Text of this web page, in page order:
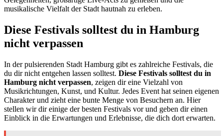
musikalische Vielfalt der Stadt hautnah zu erleben.
Diese Festivals solltest du in Hamburg
nicht verpassen
In der pulsierenden Stadt Hamburg gibt es zahlreiche Festivals, die
du dir nicht entgehen lassen solltest. Diese Festivals solltest du in
Hamburg nicht verpassen, zeigen dir eine Vielzahl von
Musikrichtungen, Kunst, und Kultur. Jedes Event hat seinen eigenen
Charakter und zieht eine bunte Menge von Besuchern an. Hier
stellen wir dir einige der besten Festivals vor und geben dir einen
Einblick in die Erwartungen und Erlebnisse, die dich dort erwarten.